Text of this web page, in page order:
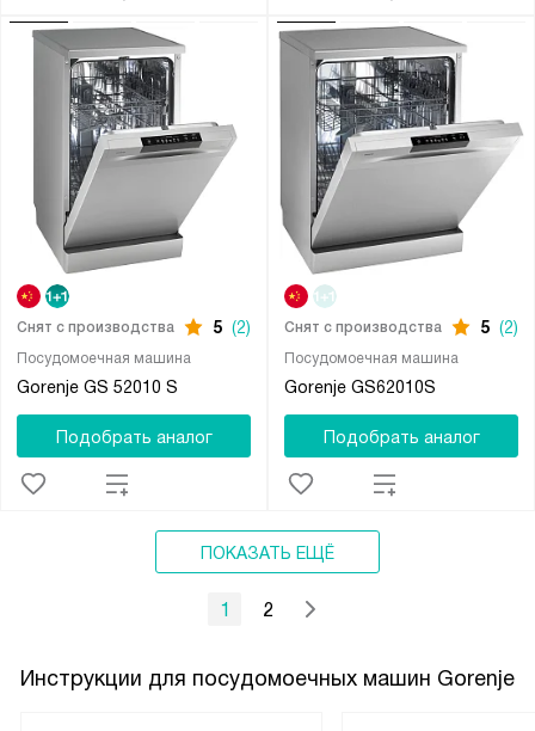
Посудомоечная машина
Gorenje GS 52010 S
Снят с производства 5 (2)
Подобрать аналог
Посудомоечная машина
Gorenje GS62010S
Снят с производства 5 (2)
Подобрать аналог
ПОКАЗАТЬ ЕЩЁ
1 2
Инструкции для посудомоечных машин Gorenje